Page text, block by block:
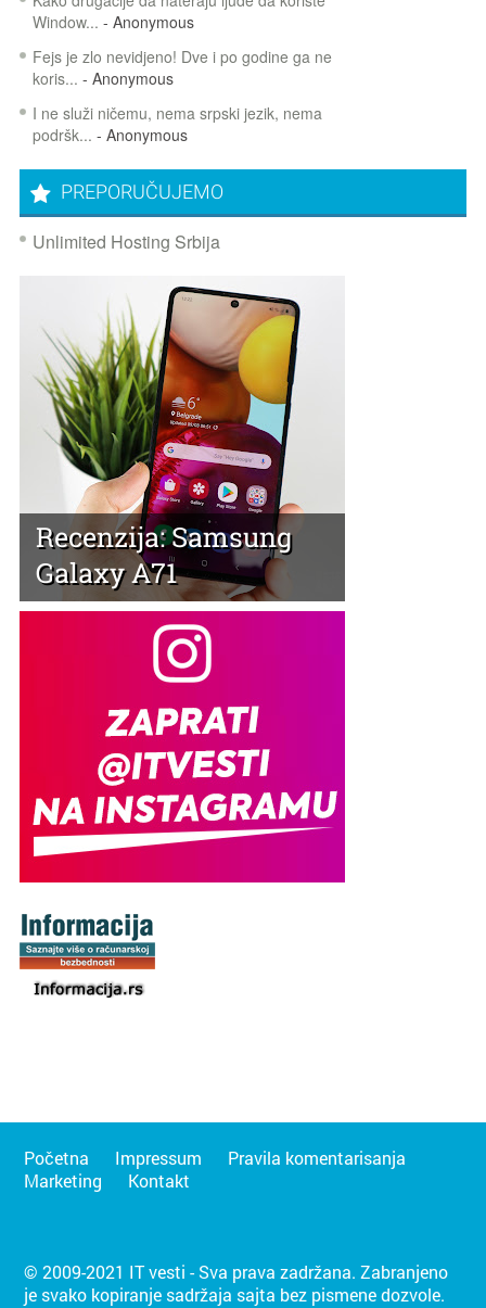
Window... - Anonymous
Fejs je zlo nevidjeno! Dve i po godine ga ne
koris... - Anonymous
I ne služi ničemu, nema srpski jezik, nema
podršk... - Anonymous
PREPORUČUJEMO
Unlimited Hosting Srbija
Recenzija: Samsung
Galaxy A71
Početna Impressum
Pravila komentarisanja
Marketing
Kontakt
© 2009-2021 IT vesti - Sva prava zadržana. Zabranjeno
je svako kopiranje sadržaja sajta bez pismene dozvole.